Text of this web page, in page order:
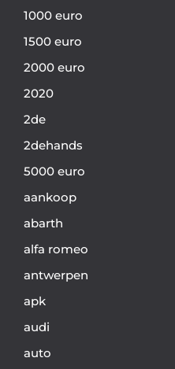
1000 euro
1500 euro
2000 euro
2020
2de
2dehands
5000 euro
aankoop
abarth
alfa romeo
antwerpen
apk
audi
auto